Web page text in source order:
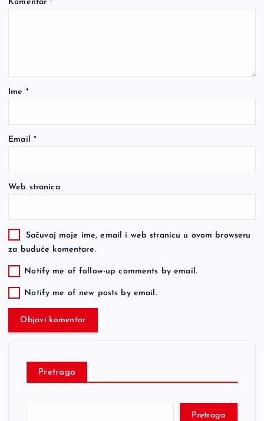
Komentar*
Ime *
Email *
Web stranica
Sačuvaj moje ime, email i web stranicu u ovom browseru
za buduće komentare.
Notify me of follow-up comments by email.
Notify me of new posts by email.
Pretraga
Pretraga